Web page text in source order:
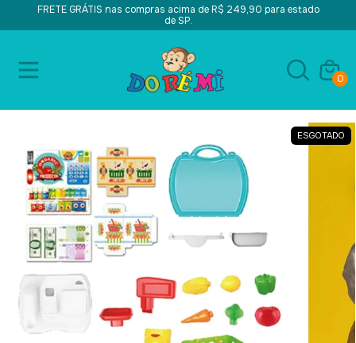
FRETE GRÁTIS nas compras acima de R$ 249,90 para estado
de SP.
0
ESGOTADO